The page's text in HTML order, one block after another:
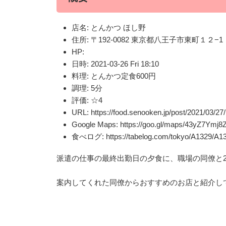
店名: とんかつ ほし野
住所: 〒192-0082 東京都八王子市東町１２−1
HP:
日時: 2021-03-26 Fri 18:10
料理: とんかつ定食600円
調理: 5分
評価: ☆4
URL: https://food.senooken.jp/post/2021/03/27/
Google Maps: https://goo.gl/maps/
食べログ: https://tabelog.com/tokyo/A1329/
派遣の仕事の最終出勤日の夕食に、職場の同僚と
案内してくれた同僚からおすすめのお店と紹介